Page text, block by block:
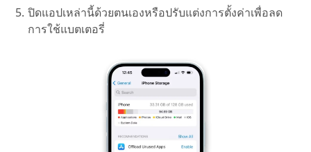
ปิดแอปเหล่านี้ด้วยตนเองหรือปรับแต่งการตั้งค่าเพื่อลด
การใช้แบตเตอรี่